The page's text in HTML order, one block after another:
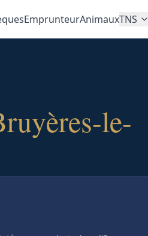
EmprunteurAnimauxTNS
le-